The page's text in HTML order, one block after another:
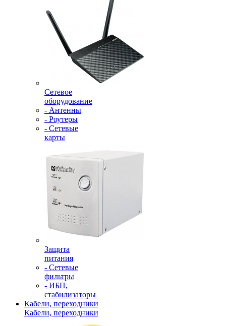
Сетевое
оборудование
- Антенны
- Роутеры
- Сетевые
карты
Защита
питания
- Сетевые
фильтры
- ИБП,
стабилизаторы
Кабели, переходники
Кабели, переходники